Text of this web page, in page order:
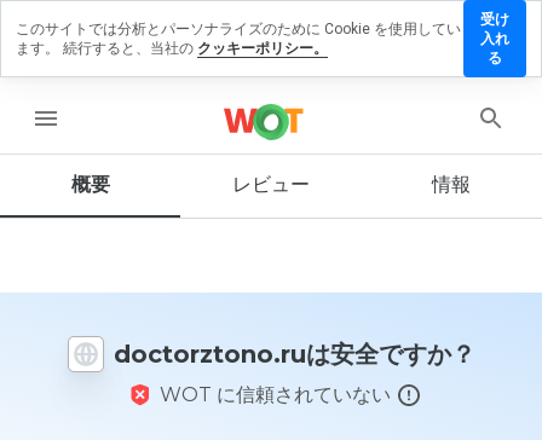
menu
概要 レビュー 情報
doctorztono.ruは安全ですか？
WOT に信頼されていない
ューを
この
イト
このサイトでは分析とパーソナライズのために Cookie を使用してい
ます。 続行すると、当社の クッキーポリシー。
受け
入れ
る